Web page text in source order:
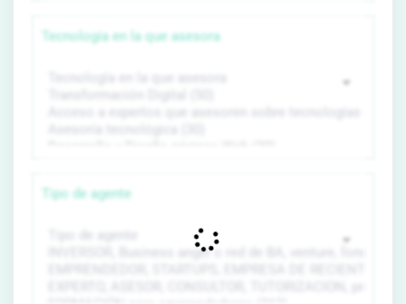
Tecnología en la que asesora
Tipo de agente